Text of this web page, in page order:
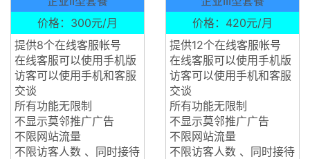
价格：300元/月
提供8个在线客服帐号
在线客服可以使用手机版
访客可以使用手机和客服
交谈
所有功能无限制
不显示莫邻推广广告
不限网站流量
不限访客人数 、同时接待
价格：420元/月
提供12个在线客服帐号
在线客服可以使用手机版
访客可以使用手机和客服
交谈
所有功能无限制
不显示莫邻推广广告
不限网站流量
不限访客人数 、同时接待